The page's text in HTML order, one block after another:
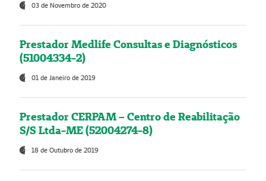
03 de Novembro de 2020
Prestador Medlife Consultas e Diagnósticos
(51004334-2)
01 de Janeiro de 2019
Prestador CERPAM – Centro de Reabilitação
S/S Ltda-ME (52004274-8)
18 de Outubro de 2019